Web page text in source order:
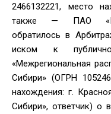
2466132221, место
также — ПАО
обратилось в
иском к
«Межрегиональная
Сибири» (ОГРН
нахождения: г.
Сибири», ответчик) о